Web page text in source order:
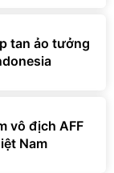
tan ảo tưởng
vô địch AFF
Nam